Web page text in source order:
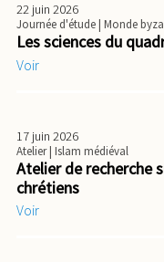
22 juin 2026
Journée d'étude| Monde
Les sciences du
Voir
17 juin 2026
Atelier| Islam médiéval
Atelier de recherche
chrétiens
Voir